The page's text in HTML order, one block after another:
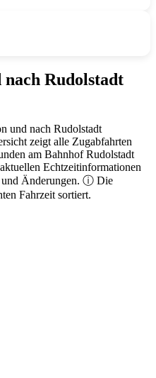
Rudolstadt
und nach Rudolstadt
zeigt alle Zugabfahrten
am Bahnhof Rudolstadt
Echtzeitinformationen
und Änderungen. ⓘ Die
Fahrzeit sortiert.